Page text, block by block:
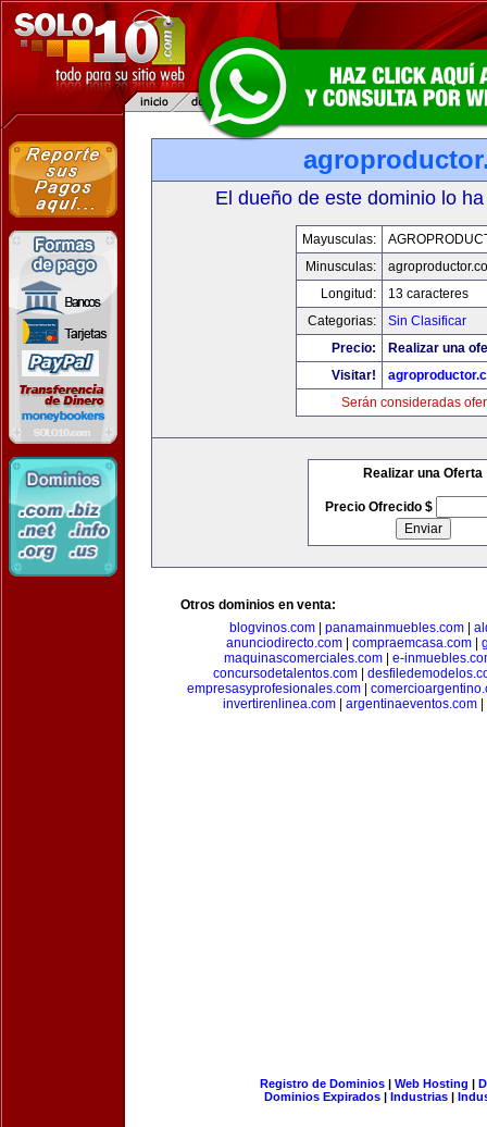
El dueño de este dominio lo
Mayusculas:
Minusculas:
Longitud:
13 caracteres
Categorias:
Sin Clasificar
Precio:
Realizar una
Visitar!
Serán consideradas
Realizar una Oferta
Precio Ofrecido $
Otros dominios en venta:
blogvinos.com| panamainmuebles.com|
anunciodirecto.com| compraemcasa.com|
maquinascomerciales.com
e-
concursodetalentos.com|
empresasyprofesionales.com|
invertirenlinea.com| argentinaeventos.com|
Registro de Dominios| Web Hosting |
Dominios Expirados | Industrias |